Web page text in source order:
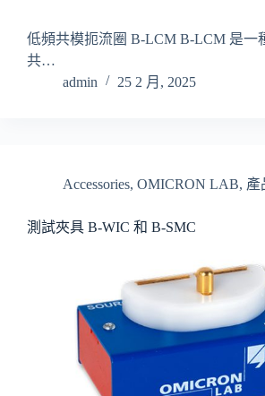
低頻共模扼流圈 B-LCM B-LCM 是一
共…
admin
25 2 月, 2025
Accessories, OMICRON LAB, 產
測試夾具 B-WIC 和 B-SMC